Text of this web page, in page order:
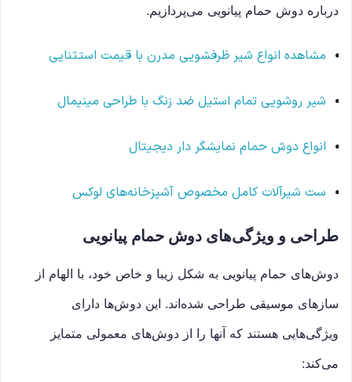
درباره دوش حمام پیانویی می‌پردازیم.
مشاهده انواع شیر ظرفشویی مدرن با قیمت استثنایی
شیر روشویی تمام استیل ضد زنگ با طراحی مینیمال
انواع دوش حمام نمایشگر دار دیجیتال
ست شیرآلات کامل مخصوص آشپزخانه‌های لوکس
طراحی و ویژگی‌های دوش حمام پیانویی
دوش‌های حمام پیانویی به شکل زیبا و خاص خود، با الهام از
سازهای موسیقی طراحی شده‌اند. این دوش‌ها دارای
ویژگی‌هایی هستند که آنها را از دوش‌های معمولی متمایز
می‌کند: